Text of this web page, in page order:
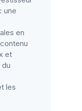
une
en
et
les